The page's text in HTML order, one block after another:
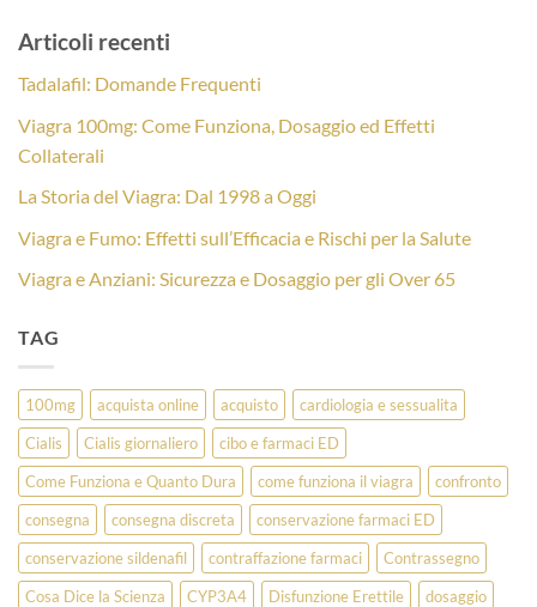
Articoli recenti
Tadalafil: Domande Frequenti
Viagra 100mg: Come Funziona, Dosaggio ed Effetti
Collaterali
La Storia del Viagra: Dal 1998 a Oggi
Viagra e Fumo: Effetti sull’Efficacia e Rischi per la Salute
Viagra e Anziani: Sicurezza e Dosaggio per gli Over 65
TAG
100mg acquista online acquisto
cardiologia e sessualita
Cialis
Cialis giornaliero
cibo e farmaci ED
Come Funziona e Quanto Dura
come funziona il viagra
confronto
consegna
consegna discreta
conservazione farmaci ED
conservazione sildenafil
contraffazione farmaci
Contrassegno
Cosa Dice la Scienza
CYP3A4 Disfunzione Erettile
dosaggio